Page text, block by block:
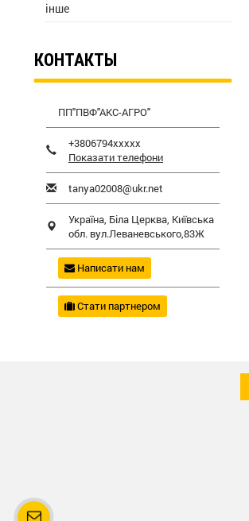
інше
КОНТАКТЫ
ПП"ПВФ"АКС-АГРО"
+3806794xxxxx
Показати телефони
tanya02008@ukr.net
Україна, Біла Церква, Київська
обл. вул.Леваневського,83Ж
Написати нам
Стати партнером